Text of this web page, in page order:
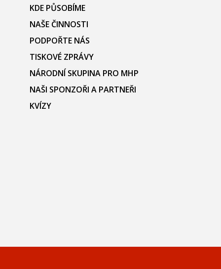
KDE PŮSOBÍME
NAŠE ČINNOSTI
PODPOŘTE NÁS
TISKOVÉ ZPRÁVY
NÁRODNÍ SKUPINA PRO MHP
NAŠI SPONZOŘI A PARTNEŘI
KVÍZY